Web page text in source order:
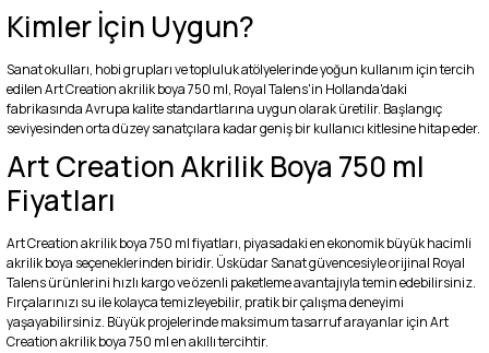
Kimler İçin Uygun?
Sanat okulları, hobi grupları ve topluluk atölyelerinde yoğun kullanım için tercih
edilen Art Creation akrilik boya 750 ml, Royal Talens'in Hollanda'daki
fabrikasında Avrupa kalite standartlarına uygun olarak üretilir. Başlangıç
seviyesinden orta düzey sanatçılara kadar geniş bir kullanıcı kitlesine hitap eder.
Art Creation Akrilik Boya 750 ml
Fiyatları
Art Creation akrilik boya 750 ml fiyatları, piyasadaki en ekonomik büyük hacimli
akrilik boya seçeneklerinden biridir. Üsküdar Sanat güvencesiyle orijinal Royal
Talens ürünlerini hızlı kargo ve özenli paketleme avantajıyla temin edebilirsiniz.
Fırçalarınızı su ile kolayca temizleyebilir, pratik bir çalışma deneyimi
yaşayabilirsiniz. Büyük projelerinde maksimum tasarruf arayanlar için Art
Creation akrilik boya 750 ml en akıllı tercihtir.